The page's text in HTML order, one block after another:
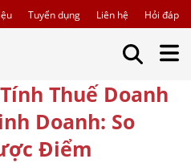
Tuyển dụng Liên hệ Hỏi đáp
Thuế Doanh
Doanh: So
Điểm